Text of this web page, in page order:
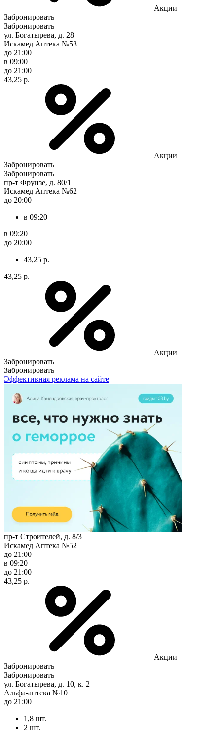
Акции
Забронировать
Забронировать
ул. Богатырева, д. 28
Искамед Аптека №53
до 21:00
в 09:00
до 21:00
43,25 р.
Акции
Забронировать
Забронировать
пр-т Фрунзе, д. 80/1
Искамед Аптека №62
до 20:00
в 09:20
в 09:20
до 20:00
43,25 р.
43,25 р.
Акции
Забронировать
Забронировать
Эффективная реклама на сайте
пр-т Строителей, д. 8/3
Искамед Аптека №52
до 21:00
в 09:20
до 21:00
43,25 р.
Акции
Забронировать
Забронировать
ул. Богатырева, д. 10, к. 2
Альфа-аптека №10
до 21:00
1,8 шт.
2 шт.